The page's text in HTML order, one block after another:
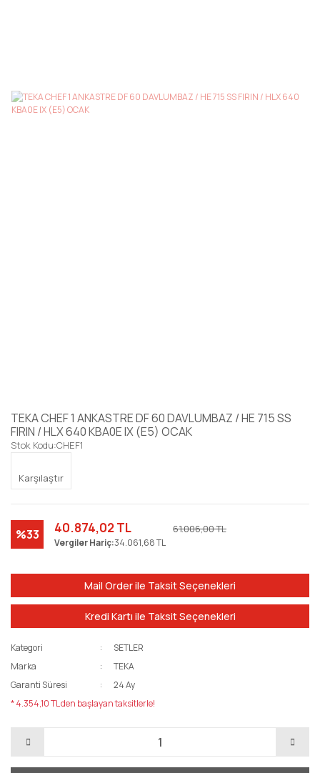
TEKA CHEF 1 ANKASTRE DF 60 DAVLUMBAZ / HE 715 SS
FIRIN / HLX 640 KBA0E IX (E5) OCAK
Stok Kodu:CHEF1
Karşılaştır
%33 40.874,02 TL
Vergiler Hariç:34.061,68 TL
61.006,00 TL
Mail Order ile Taksit Seçenekleri
Kredi Kartı ile Taksit Seçenekleri
Kategori
SETLER
Marka
TEKA
Garanti Süresi
24 Ay
* 4.354,10 TL den başlayan taksitlerle!